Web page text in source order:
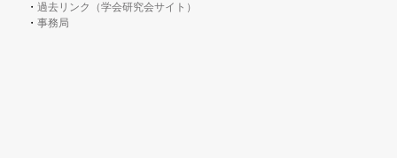
過去リンク（学会研究会サイト）
事務局